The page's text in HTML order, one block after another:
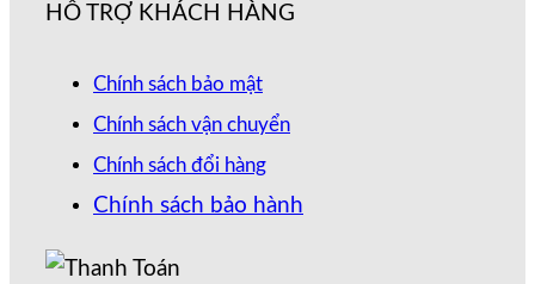
HỖ TRỢ KHÁCH HÀNG
Chính sách bảo mật
Chính sách vận chuyển
Chính sách đổi hàng
Chính sách bảo hành